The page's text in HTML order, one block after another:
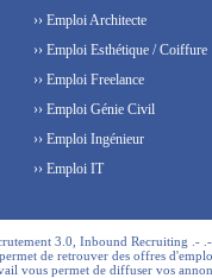
›› Emploi Architecte
›› Emploi Esthétique / Coiffure
›› Emploi Freelance
›› Emploi Génie Civil
›› Emploi Ingénieur
›› Emploi IT
3.0, Inbound Recruiting .-
de retrouver des offres
vous permet de diffuser vos